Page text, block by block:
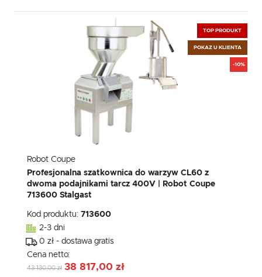
TOP PRODUKT
POKAZ U KLIENTA
-10%
Robot Coupe
Profesjonalna szatkownica do warzyw CL60 z
dwoma podajnikami tarcz 400V | Robot Coupe
713600 Stalgast
Kod produktu: 713600
2-3 dni
0 zł - dostawa gratis
Cena netto:
43 130,00 zł 38 817,00 zł